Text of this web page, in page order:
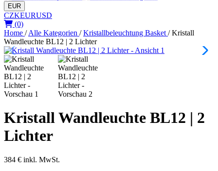
EUR
CZKEURUSD
(0)
Home / Alle Kategorien / Kristallbeleuchtung Basket / Kristall
Wandleuchte BL12 | 2 Lichter
Kristall Wandleuchte BL12 | 2
Lichter
384 € inkl. MwSt.